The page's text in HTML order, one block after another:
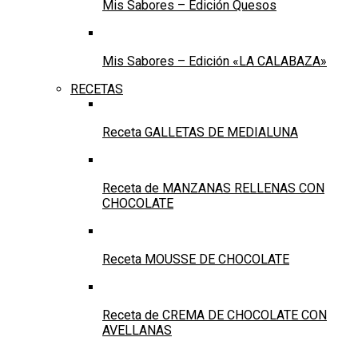
Mis Sabores – Edición Quesos
Mis Sabores – Edición «LA CALABAZA»
RECETAS
Receta GALLETAS DE MEDIALUNA
Receta de MANZANAS RELLENAS CON
CHOCOLATE
Receta MOUSSE DE CHOCOLATE
Receta de CREMA DE CHOCOLATE CON
AVELLANAS